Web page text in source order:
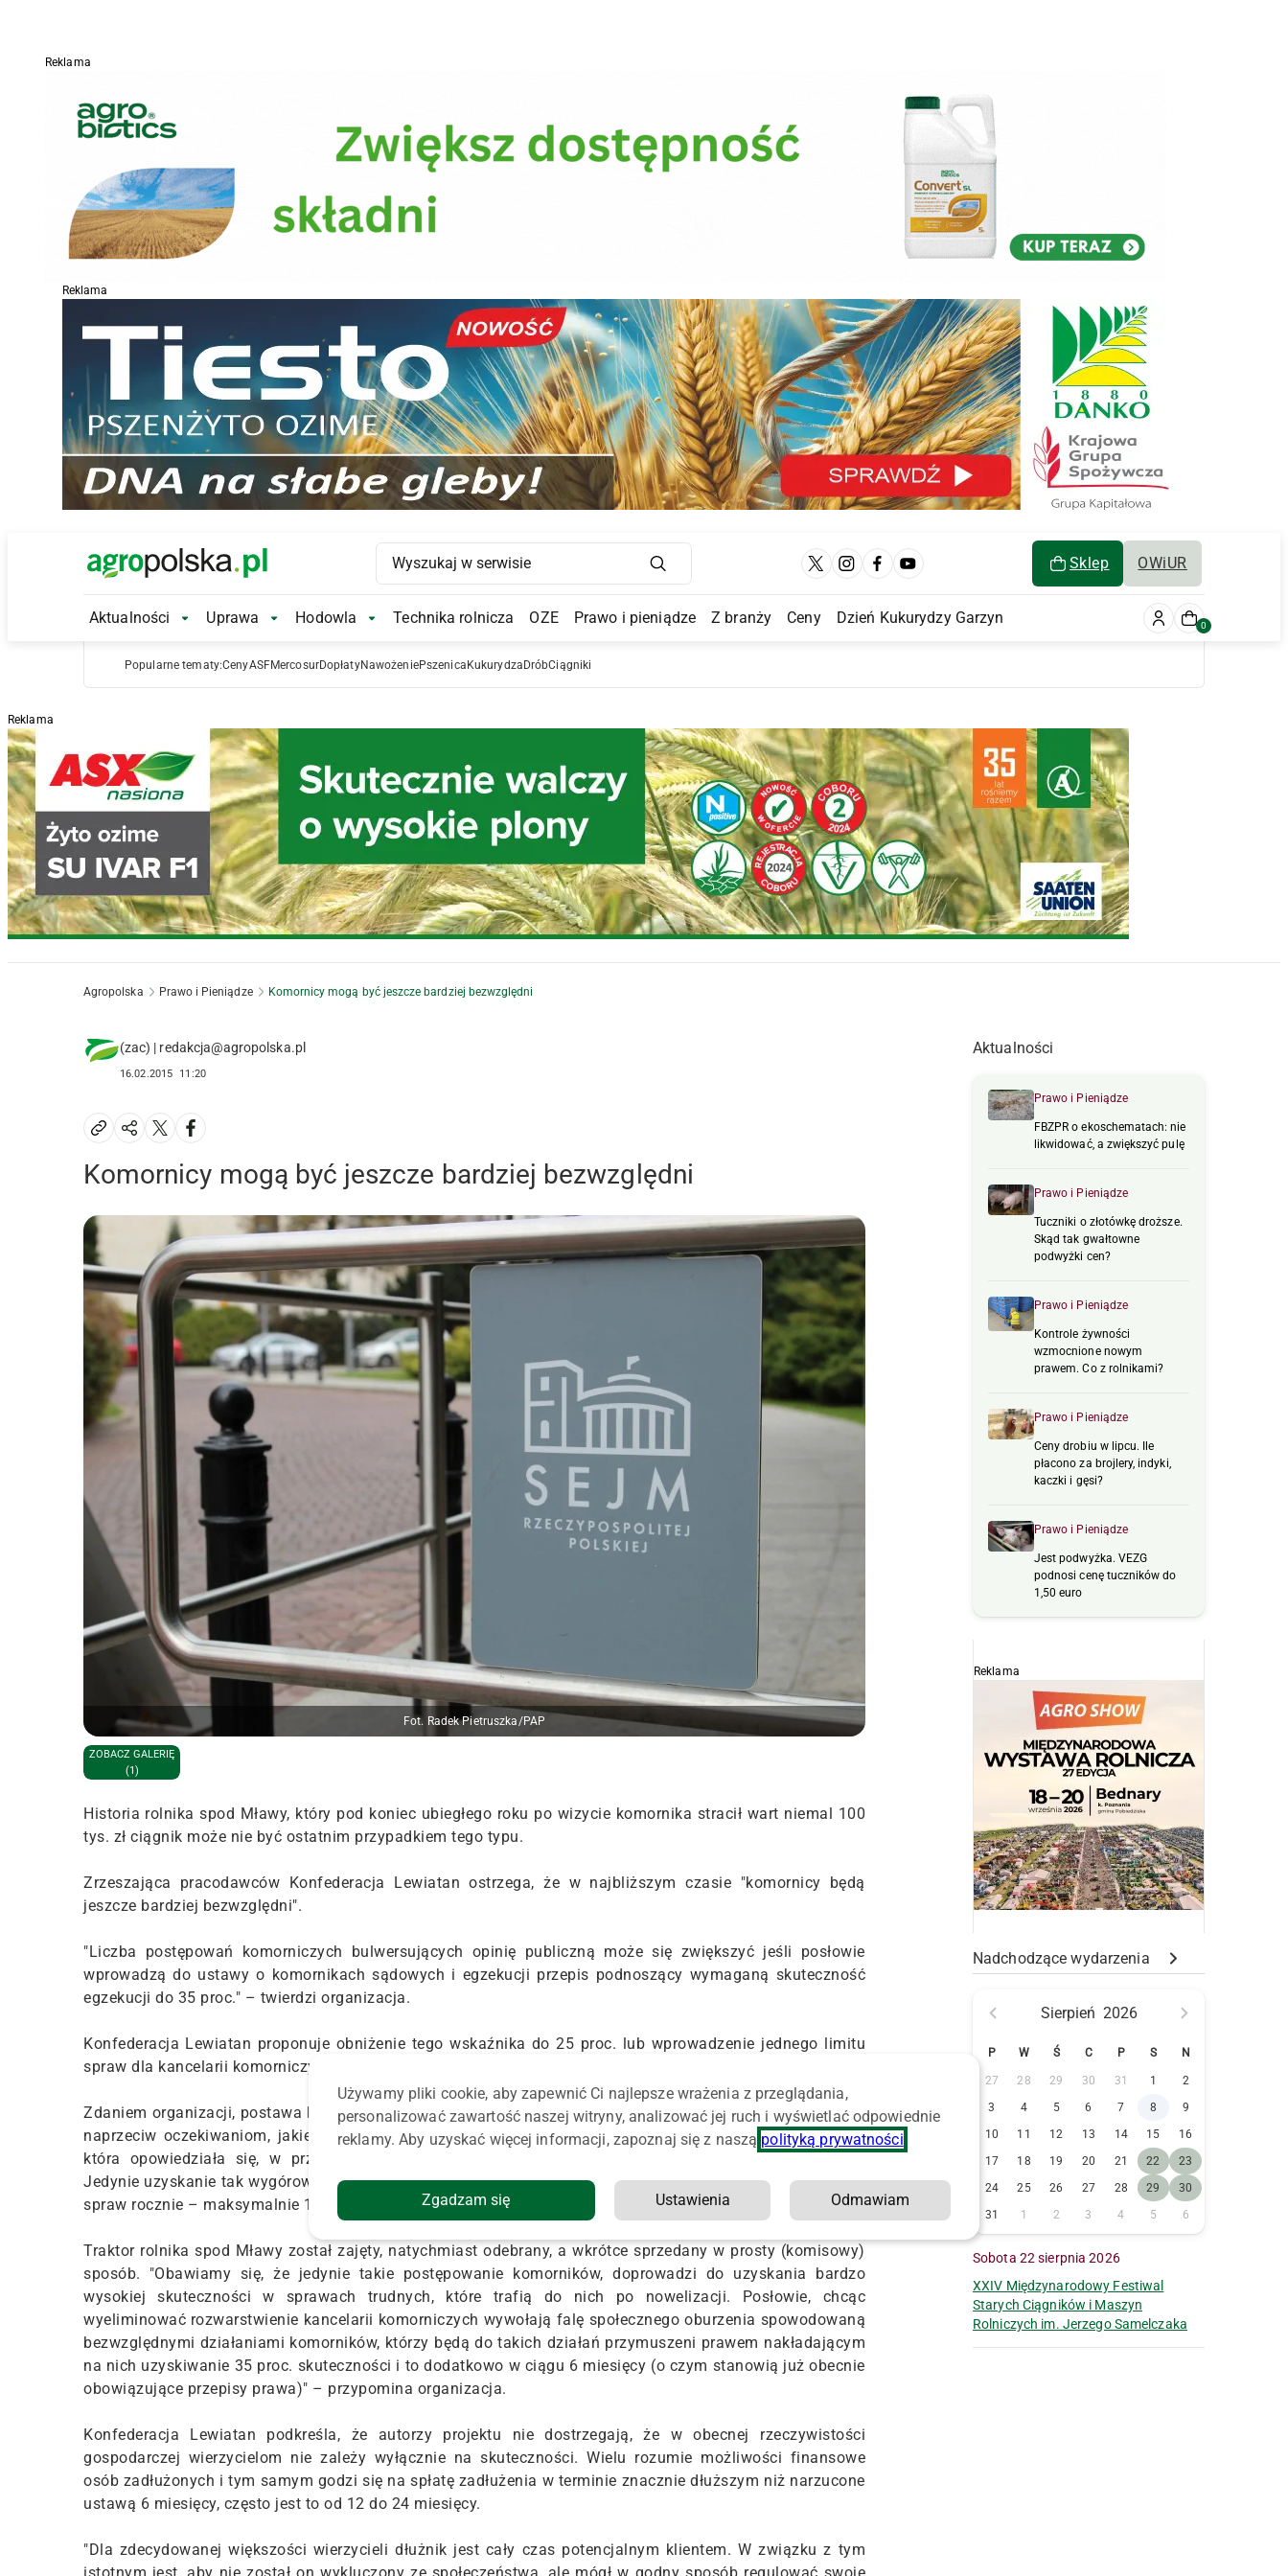
Reklama
Reklama
Main Logo Sklep OWiUR
Main Navigation
Aktualności Aktualności Submenu
Uprawa Uprawa Submenu
Hodowla Hodowla Submenu
Technika rolnicza OZE Prawo i pieniądze Z branży Ceny Dzień Kukurydzy Garzyn 0
Popularne tematy:CenyASFMercosurDopłatyNawożeniePszenica Kukurydza DróbCiągniki
Reklama
Agropolska Prawo i Pieniądze Komornicy mogą być jeszcze bardziej bezwzględni
(zac) | redakcja@agropolska.pl
16.02.2015 11:20
Komornicy mogą być jeszcze bardziej bezwzględni
Fot. Radek Pietruszka/PAP
ZOBACZ GALERIĘ
(1)
Historia rolnika spod Mławy, który pod koniec ubiegłego roku po wizycie komornika stracił wart niemal 100
tys. zł ciągnik może nie być ostatnim przypadkiem tego typu.
Zrzeszająca pracodawców Konfederacja Lewiatan ostrzega, że w najbliższym czasie "komornicy będą
jeszcze bardziej bezwzględni".
"Liczba postępowań komorniczych bulwersujących opinię publiczną może się zwiększyć jeśli posłowie
wprowadzą do ustawy o komornikach sądowych i egzekucji przepis podnoszący wymaganą skuteczność
egzekucji do 35 proc." – twierdzi organizacja.
Konfederacja Lewiatan proponuje obniżenie tego wskaźnika do 25 proc. lub wprowadzenie jednego limitu
spraw dla kancelarii komorniczych na poziomie 10 tys. spraw rocznie.
Zdaniem organizacji, postawa komornika, który natychmiast sprzedał za 40 tys. zł zajęty ciągnik "wychodzi
naprzeciw oczekiwaniom, jakie stawia komornikom sejmowa Komisja Sprawiedliwości i Praw Człowieka,
która opowiedziała się, w przyjętym sprawozdaniu, za 35 proc. wskaźnikiem skuteczności egzekucji.
Jedynie uzyskanie tak wygórowanego poziomu skuteczności umożliwi komornikom przyjęcie większej ilości
spraw rocznie – maksymalnie 10 tys." – pisze Lewiatan.
Traktor rolnika spod Mławy został zajęty, natychmiast odebrany, a wkrótce sprzedany w prosty (komisowy)
sposób. "Obawiamy się, że jedynie takie postępowanie komorników, doprowadzi do uzyskania bardzo
wysokiej skuteczności w sprawach trudnych, które trafią do nich po nowelizacji. Posłowie, chcąc
wyeliminować rozwarstwienie kancelarii komorniczych wywołają falę społecznego oburzenia spowodowaną
bezwzględnymi działaniami komorników, którzy będą do takich działań przymuszeni prawem nakładającym
na nich uzyskiwanie 35 proc. skuteczności i to dodatkowo w ciągu 6 miesięcy (o czym stanowią już obecnie
obowiązujące przepisy prawa)" – przypomina organizacja.
Konfederacja Lewiatan podkreśla, że autorzy projektu nie dostrzegają, że w obecnej rzeczywistości
gospodarczej wierzycielom nie zależy wyłącznie na skuteczności. Wielu rozumie możliwości finansowe
osób zadłużonych i tym samym godzi się na spłatę zadłużenia w terminie znacznie dłuższym niż narzucone
ustawą 6 miesięcy, często jest to od 12 do 24 miesięcy.
"Dla zdecydowanej większości wierzycieli dłużnik jest cały czas potencjalnym klientem. W związku z tym
Aktualności
Prawo i Pieniądze
FBZPR o ekoschematach: nie
likwidować, a zwiększyć pulę
Prawo i Pieniądze
Tuczniki o złotówkę droższe.
Skąd tak gwałtowne
podwyżki cen?
Prawo i Pieniądze
Kontrole żywności
wzmocnione nowym
prawem. Co z rolnikami?
Prawo i Pieniądze
Ceny drobiu w lipcu. Ile
płacono za brojlery, indyki,
kaczki i gęsi?
Prawo i Pieniądze
Jest podwyżka. VEZG
podnosi cenę tuczników do
1,50 euro
Reklama
Nadchodzące wydarzenia
Sierpień 2026
P W Ś C P S N
27 28 29 30 31 1
2
3
4 5 6 7 8
9
10
11 12 13 14 15
16
17
18 19 20 21 22
23
24
25 26 27 28 29
30
31
1 2 3 4 5 6
Sobota 22 sierpnia 2026
XXIV Międzynarodowy Festiwal
Starych Ciągników i Maszyn
Rolniczych im. Jerzego Samelczaka
Używamy pliki cookie, aby zapewnić Ci najlepsze wrażenia z przeglądania,
personalizować zawartość naszej witryny, analizować jej ruch i wyświetlać odpowiednie
reklamy. Aby uzyskać więcej informacji, zapoznaj się z naszą polityką prywatności
Zgadzam się Ustawienia Odmawiam